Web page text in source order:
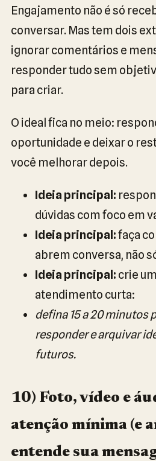
Engajamento não é só
conversar. Mas tem dois
ignorar comentários e
responder tudo sem
para criar.
O ideal fica no meio:
oportunidade e deixar o
você melhorar depois.
Ideia principal:
dúvidas com foco em
Ideia principal:faça
abrem conversa, não
Ideia principal: crie
atendimento curta:
defina 15 a 20 minutos
responder e arquivar
futuros.
10) Foto, vídeo e
atenção mínima (e
entende sua